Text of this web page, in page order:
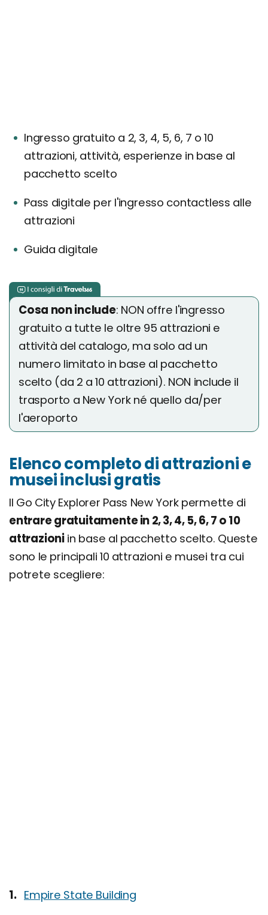
Ingresso gratuito a 2, 3, 4, 5, 6, 7 o 10
attrazioni, attività, esperienze in base al
pacchetto scelto
Pass digitale per l'ingresso contactless alle
attrazioni
Guida digitale
Cosa non include: NON offre l'ingresso
gratuito a tutte le oltre 95 attrazioni e
attività del catalogo, ma solo ad un
numero limitato in base al pacchetto
scelto (da 2 a 10 attrazioni). NON include il
trasporto a New York né quello da/per
l'aeroporto
Elenco completo di attrazioni e
musei inclusi gratis
Il Go City Explorer Pass New York permette di
entrare gratuitamente in 2, 3, 4, 5, 6, 7 o 10
attrazioni in base al pacchetto scelto. Queste
sono le principali 10 attrazioni e musei tra cui
potrete scegliere:
Empire State Building